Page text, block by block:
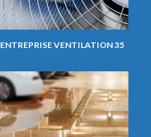
ENTREPRISE VENTILATION 35